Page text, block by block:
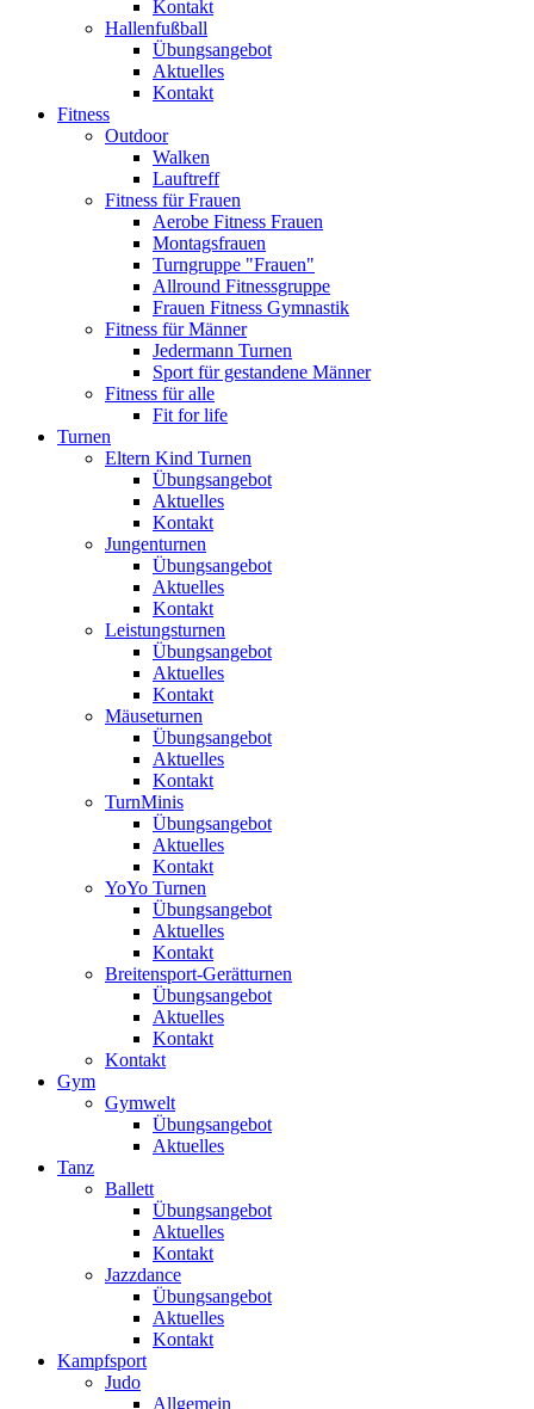
Kontakt
Hallenfußball
Übungsangebot
Aktuelles
Kontakt
Fitness
Outdoor
Walken
Lauftreff
Fitness für Frauen
Aerobe Fitness Frauen
Montagsfrauen
Turngruppe "Frauen"
Allround Fitnessgruppe
Frauen Fitness Gymnastik
Fitness für Männer
Jedermann Turnen
Sport für gestandene Männer
Fitness für alle
Fit for life
Turnen
Eltern Kind Turnen
Übungsangebot
Aktuelles
Kontakt
Jungenturnen
Übungsangebot
Aktuelles
Kontakt
Leistungsturnen
Übungsangebot
Aktuelles
Kontakt
Mäuseturnen
Übungsangebot
Aktuelles
Kontakt
TurnMinis
Übungsangebot
Aktuelles
Kontakt
YoYo Turnen
Übungsangebot
Aktuelles
Kontakt
Breitensport-Gerätturnen
Übungsangebot
Aktuelles
Kontakt
Kontakt
Gym
Gymwelt
Übungsangebot
Aktuelles
Tanz
Ballett
Übungsangebot
Aktuelles
Kontakt
Jazzdance
Übungsangebot
Aktuelles
Kontakt
Kampfsport
Judo
Allgemein